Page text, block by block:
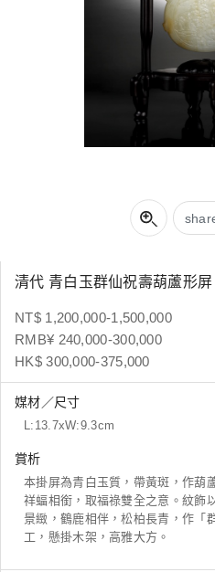
清代 青白玉群仙祝壽葫蘆形屏
NT$ 1,200,000-1,500,000
RMB¥ 240,000-300,000
HK$ 300,000-375,000
媒材／尺寸
L:13.7xW:9.3cm
賞析
本掛屏為青白玉質，帶黃斑，作葫
祥蝠相銜，取福祿雙全之意。紋飾
景緻，鶴鹿相伴，松柏長青，作「
工，懸掛木架，高雅大方。